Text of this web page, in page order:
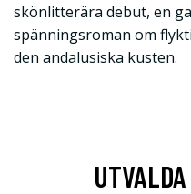
skönlitterära debut, en
spänningsroman om
den andalusiska kusten.